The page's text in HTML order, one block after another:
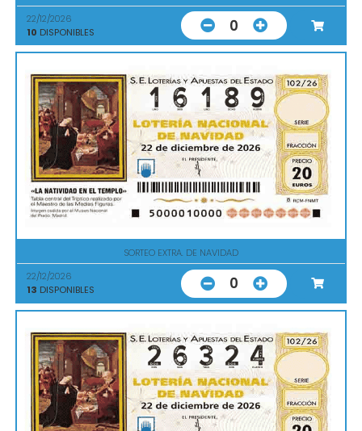
22/12/2026
10 DISPONIBLES 0
SORTEO EXTRA. DE NAVIDAD
22/12/2026
13 DISPONIBLES 0